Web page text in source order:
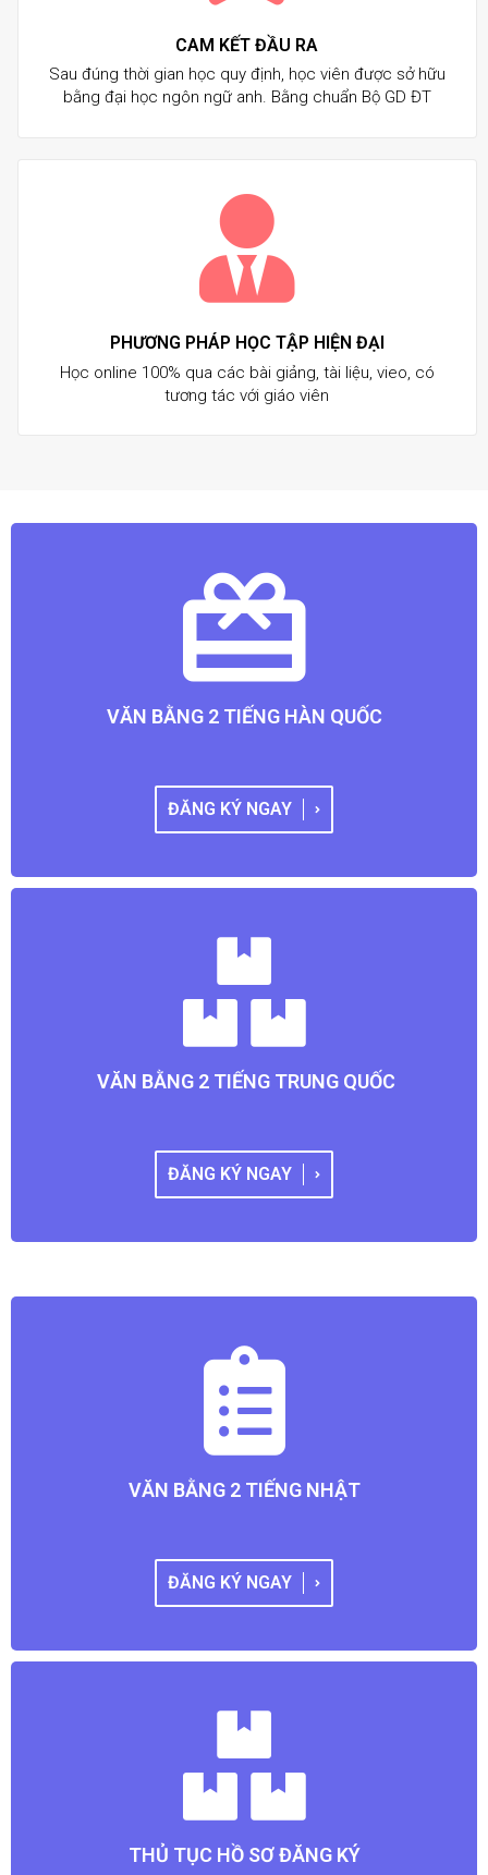
CAM KẾT ĐẦU RA
Sau đúng thời gian học quy định, học viên được sở hữu
bằng đại học ngôn ngữ anh. Bằng chuẩn Bộ GD ĐT
PHƯƠNG PHÁP HỌC TẬP HIỆN ĐẠI
Học online 100% qua các bài giảng, tài liệu, vieo, có
tương tác với giáo viên
VĂN BẰNG 2 TIẾNG HÀN QUỐC
ĐĂNG KÝ NGAY
VĂN BẰNG 2 TIẾNG TRUNG QUỐC
ĐĂNG KÝ NGAY
VĂN BẰNG 2 TIẾNG NHẬT
ĐĂNG KÝ NGAY
THỦ TỤC HỒ SƠ ĐĂNG KÝ